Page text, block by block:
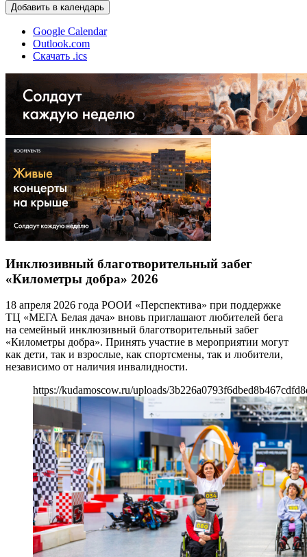
Добавить в календарь
Google Calendar
Outlook.com
Скачать .ics
Инклюзивный благотворительный забег
«Километры добра» 2026
18 апреля 2026 года РООИ «Перспектива» при поддержке
ТЦ «МЕГА Белая дача» вновь приглашают любителей бега
на семейный инклюзивный благотворительный забег
«Километры добра». Принять участие в мероприятии могут
как дети, так и взрослые, как спортсмены, так и любители,
независимо от наличия инвалидности.
https://kudamoscow.ru/uploads/